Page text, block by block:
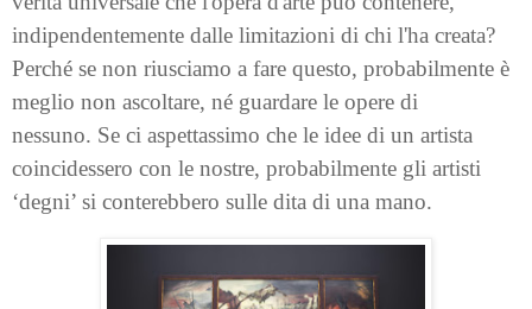
indipendentemente dalle limitazioni di chi l'ha creata?
Perché se non riusciamo a fare questo, probabilmente è
meglio non ascoltare, né guardare le opere di
nessuno. Se ci aspettassimo che le idee di un artista
coincidessero con le nostre, probabilmente gli artisti
‘degni’ si conterebbero sulle dita di una mano.